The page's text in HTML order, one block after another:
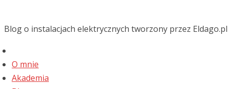
Blog o instalacjach elektrycznych tworzony przez Eldago.pl
O mnie
Akademia